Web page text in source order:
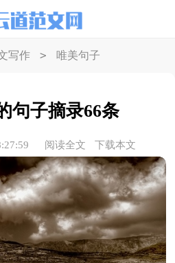
写作 > 唯美句子
句子摘录66条
阅读全文 下载本文